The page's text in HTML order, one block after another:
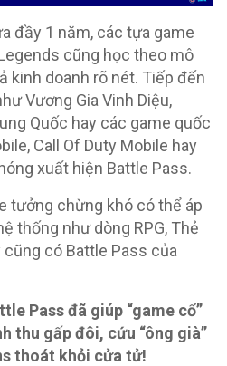
đầy 1 năm, các tựa game
cũng học theo mô
kinh doanh rõ nét. Tiếp đến
Vương Gia Vinh Diệu,
Quốc hay các game quốc
Call Of Duty Mobile hay
xuất hiện Battle Pass.
tưởng chừng khó có thể áp
thống như dòng RPG, Thẻ
có Battle Pass của
Pass đã giúp “game cổ”
thu gấp đôi, cứu “ông già”
thoát khỏi cửa tử!